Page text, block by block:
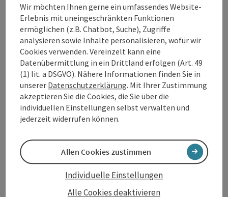
Kontakt
Öffnungszeiten
Anreise/Lage
Ausstattung
Preise
Wir möchten Ihnen gerne ein umfassendes Website-
Erlebnis mit uneingeschränkten Funktionen
ermöglichen (z.B. Chatbot, Suche), Zugriffe
analysieren sowie Inhalte personalisieren, wofür wir
Cookies verwenden. Vereinzelt kann eine
Datenübermittlung in ein Drittland erfolgen (Art. 49
(1) lit. a DSGVO). Nähere Informationen finden Sie in
unserer Datenschutzerklärung. Mit Ihrer Zustimmung
akzeptieren Sie die Cookies, die Sie über die
individuellen Einstellungen selbst verwalten und
jederzeit widerrufen können.
Alle Cookies deaktivieren
Individuelle Einstellungen
Allen Cookies zustimmen